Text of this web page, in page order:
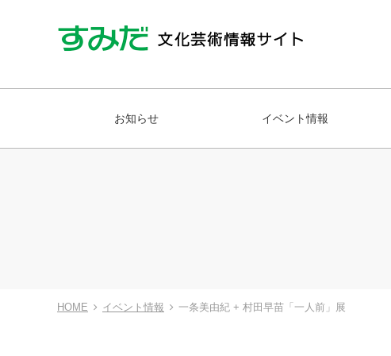
お知らせ イベント情報
HOME イベント情報 一条美由紀 + 村田早苗「一人前」展